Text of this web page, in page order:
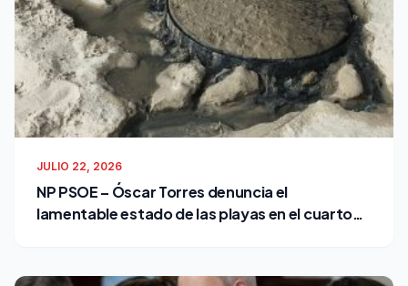
JULIO 22, 2026
NP PSOE – Óscar Torres denuncia el
lamentable estado de las playas en el cuarto